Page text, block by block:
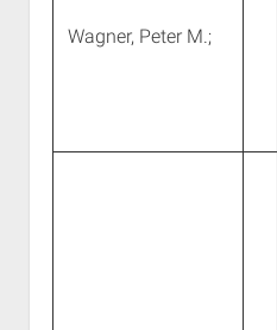
Wagner, Peter M.;